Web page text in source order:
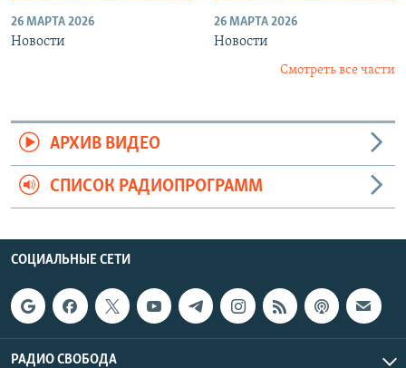
26 МАРТА 2026
Новости
26 МАРТА 2026
Новости
Смотреть все части
АРХИВ ВИДЕО
СПИСОК РАДИОПРОГРАММ
СОЦИАЛЬНЫЕ СЕТИ
РАДИО СВОБОДА